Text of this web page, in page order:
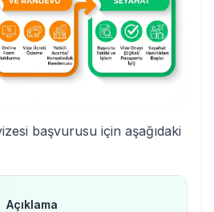
başvurusu için aşağıdaki
Açıklama